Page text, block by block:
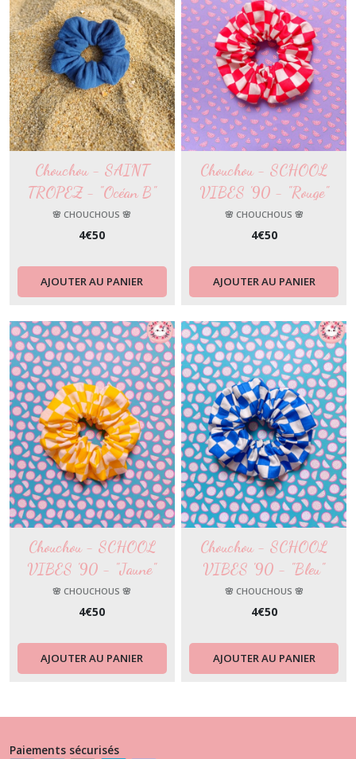
Chouchou - SAINT
TROPEZ - "Océan B"
🌸 CHOUCHOUS 🌸
4€50
AJOUTER AU PANIER
Chouchou - SCHOOL
VIBES '90 - "Rouge"
🌸 CHOUCHOUS 🌸
4€50
AJOUTER AU PANIER
Chouchou - SCHOOL
VIBES '90 - "Jaune"
🌸 CHOUCHOUS 🌸
4€50
AJOUTER AU PANIER
Chouchou - SCHOOL
VIBES '90 - "Bleu"
🌸 CHOUCHOUS 🌸
4€50
AJOUTER AU PANIER
Paiements sécurisés